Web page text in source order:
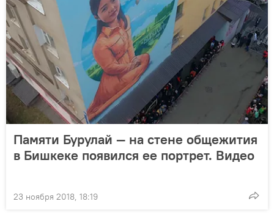
Памяти Бурулай — на стене общежития
в Бишкеке появился ее портрет. Видео
23 ноября 2018, 18:19